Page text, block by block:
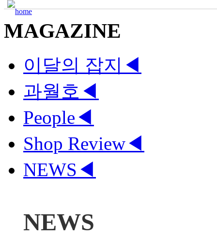
MAGAZINE
이달의 잡지 ◀
과월호 ◀
People◀
Shop Review◀
NEWS ◀
NEWS